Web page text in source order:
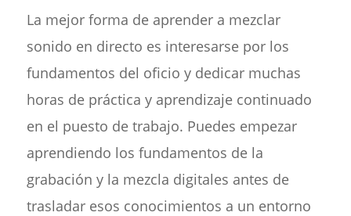
La mejor forma de aprender a mezclar
sonido en directo es interesarse por los
fundamentos del oficio y dedicar muchas
horas de práctica y aprendizaje continuado
en el puesto de trabajo. Puedes empezar
aprendiendo los fundamentos de la
grabación y la mezcla digitales antes de
trasladar esos conocimientos a un entorno